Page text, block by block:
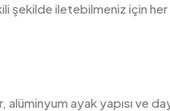
şekilde iletebilmeniz için
alüminyum ayak yapısı ve